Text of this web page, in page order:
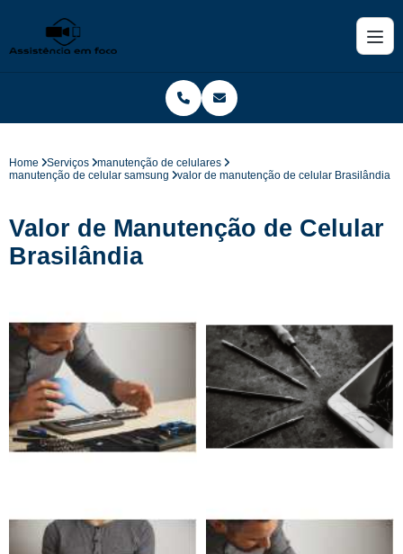
Home Serviços
manutenção de celulares
manutenção de celular samsung
valor de manutenção de celular Brasilândia
Valor de Manutenção de Celular
Brasilândia